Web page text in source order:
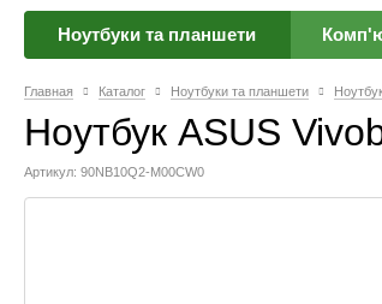
Ноутбуки та планшети
Главная Каталог Ноутбуки та планшети
Ноутбук ASUS
Артикул: 90NB10Q2-M00CW0